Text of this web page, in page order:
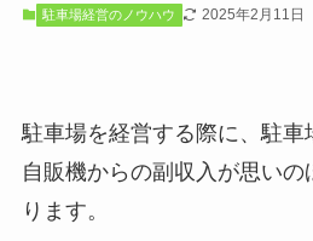
駐車場経営のノウハウ 2025年2月11日
駐車場を経営する際に、駐車
自販機からの副収入が思い
ります。